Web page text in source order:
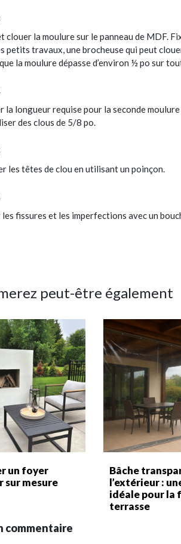
clouer la moulure sur le panneau de MDF.
petits travaux, une brocheuse qui peut
la moulure dépasse d’environ ½ po sur
la longueur requise pour la seconde
des clous de 5/8 po.
les têtes de clou en utilisant un poinçon.
les fissures et les imperfections avec un
peut-être également
un foyer
sur mesure
Bâche
l’extérieur :
idéale pour la
terrasse
commentaire